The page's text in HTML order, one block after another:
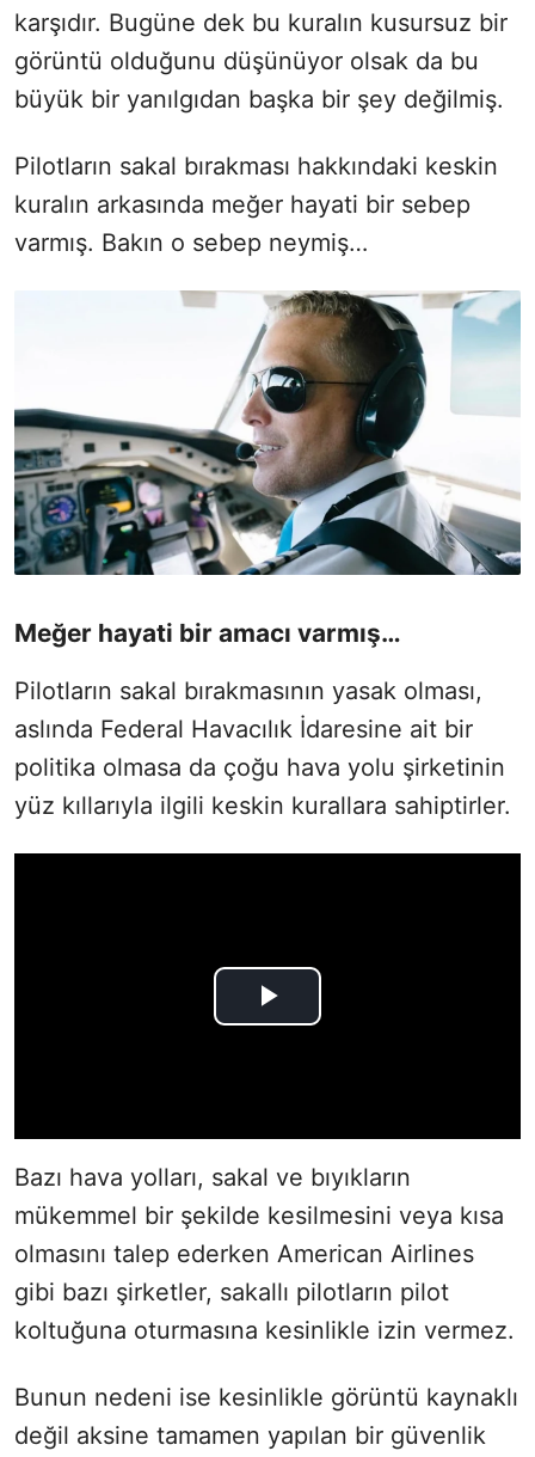
karşıdır. Bugüne dek bu kuralın kusursuz bir
görüntü olduğunu düşünüyor olsak da bu
büyük bir yanılgıdan başka bir şey değilmiş.
Pilotların sakal bırakması hakkındaki keskin
kuralın arkasında meğer hayati bir sebep
varmış. Bakın o sebep neymiş…
Meğer hayati bir amacı varmış…
Pilotların sakal bırakmasının yasak olması,
aslında Federal Havacılık İdaresine ait bir
politika olmasa da çoğu hava yolu şirketinin
yüz kıllarıyla ilgili keskin kurallara sahiptirler.
Bazı hava yolları, sakal ve bıyıkların
mükemmel bir şekilde kesilmesini veya kısa
olmasını talep ederken American Airlines
gibi bazı şirketler, sakallı pilotların pilot
koltuğuna oturmasına kesinlikle izin vermez.
Bunun nedeni ise kesinlikle görüntü kaynaklı
değil aksine tamamen yapılan bir güvenlik